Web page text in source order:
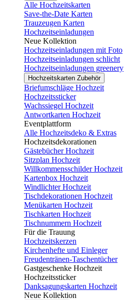
Alle Hochzeitskarten
Save-the-Date Karten
Trauzeugen Karten
Hochzeitseinladungen
Neue Kollektion
Hochzeitseinladungen mit Foto
Hochzeitseinladungen schlicht
Hochzeitseinladungen greenery
Hochzeitskarten Zubehör
Briefumschläge Hochzeit
Hochzeitssticker
Wachssiegel Hochzeit
Antwortkarten Hochzeit
Eventplattform
Alle Hochzeitsdeko & Extras
Hochzeitsdekorationen
Gästebücher Hochzeit
Sitzplan Hochzeit
Willkommensschilder Hochzeit
Kartenbox Hochzeit
Windlichter Hochzeit
Tischdekorationen Hochzeit
Menükarten Hochzeit
Tischkarten Hochzeit
Tischnummern Hochzeit
Für die Trauung
Hochzeitskerzen
Kirchenhefte und Einleger
Freudentränen-Taschentücher
Gastgeschenke Hochzeit
Hochzeitssticker
Danksagungskarten Hochzeit
Neue Kollektion